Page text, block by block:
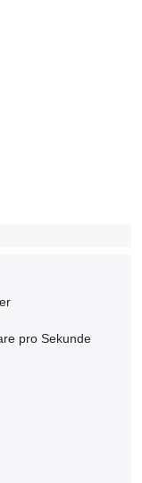
pro Sekunde